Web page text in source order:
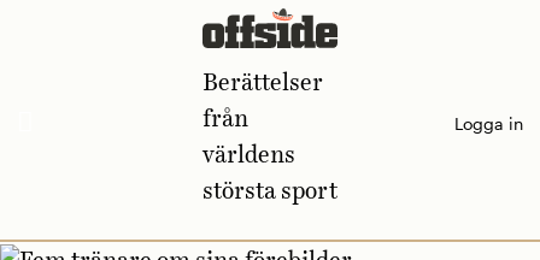
Berättelser
från
världens
största sport
Logga in